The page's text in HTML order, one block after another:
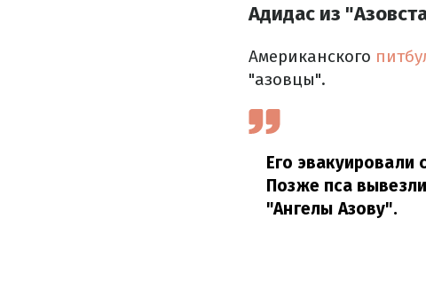
Адидас из
Американского
"азовцы".
Его эвакуировали
Позже пса
"Ангелы Азову".